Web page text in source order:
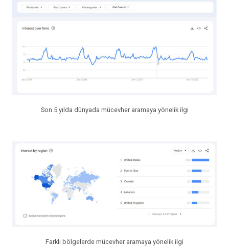
Son 5 yılda dünyada mücevher aramaya yönelik ilgi
Farklı bölgelerde mücevher aramaya yönelik ilgi